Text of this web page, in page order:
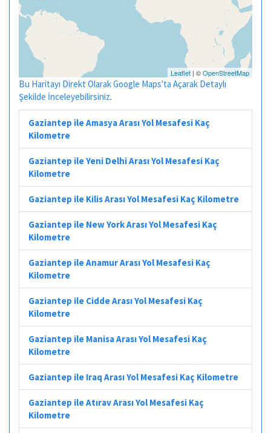
Leaflet | ©OpenStreetMap
Bu Haritayı Direkt Olarak Google Maps'ta Açarak Detaylı
Şekilde İnceleyebilirsiniz.
Gaziantep ile Amasya Arası Yol Mesafesi Kaç
Kilometre
Gaziantep ile Yeni Delhi Arası Yol Mesafesi Kaç
Kilometre
Gaziantep ile Kilis Arası Yol Mesafesi Kaç Kilometre
Gaziantep ile New York Arası Yol Mesafesi Kaç
Kilometre
Gaziantep ile Anamur Arası Yol Mesafesi Kaç
Kilometre
Gaziantep ile Cidde Arası Yol Mesafesi Kaç
Kilometre
Gaziantep ile Manisa Arası Yol Mesafesi Kaç
Kilometre
Gaziantep ile Iraq Arası Yol Mesafesi Kaç Kilometre
Gaziantep ile Atırav Arası Yol Mesafesi Kaç
Kilometre